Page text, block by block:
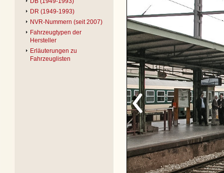
DR (1949-1993)
NVR-Nummern (seit 2007)
Fahrzeugtypen der
Hersteller
Erläuterungen zu
Fahrzeuglisten